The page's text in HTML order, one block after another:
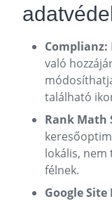
Complianz:
való
található
Rank Math
lokális,
félnek.
Google Site